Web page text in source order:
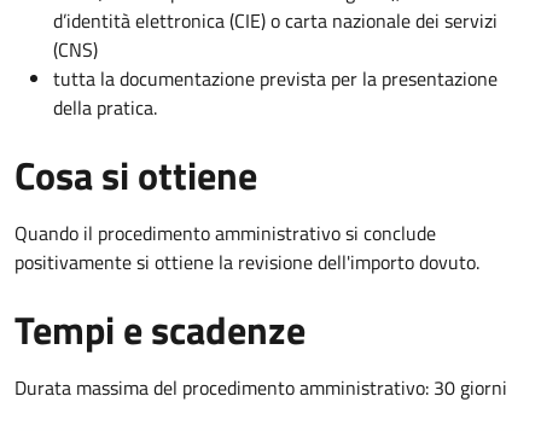
d’identità elettronica (CIE) o carta nazionale dei servizi
(CNS)
tutta la documentazione prevista per la presentazione
della pratica.
Cosa si ottiene
Quando il procedimento amministrativo si conclude
positivamente si ottiene la revisione dell'importo dovuto.
Tempi e scadenze
Durata massima del procedimento amministrativo: 30 giorni